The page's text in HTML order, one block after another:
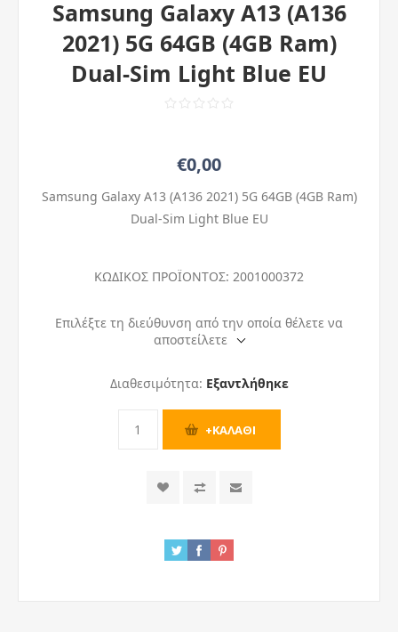
Samsung Galaxy A13 (A136
2021) 5G 64GB (4GB Ram)
Dual-Sim Light Blue EU
€0,00
Samsung Galaxy A13 (A136 2021) 5G 64GB (4GB Ram)
Dual-Sim Light Blue EU
ΚΩΔΙΚΟΣ ΠΡΟΪΟΝΤΟΣ: 2001000372
Επιλέξτε τη διεύθυνση από την οποία θέλετε να
αποστείλετε
Διαθεσιμότητα: Εξαντλήθηκε